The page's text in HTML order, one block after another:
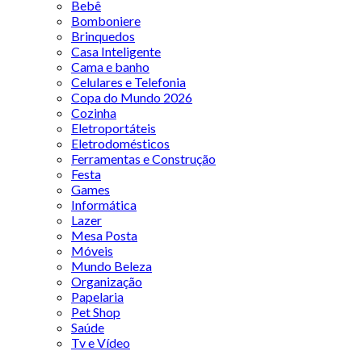
Bebê
Bomboniere
Brinquedos
Casa Inteligente
Cama e banho
Celulares e Telefonia
Copa do Mundo 2026
Cozinha
Eletroportáteis
Eletrodomésticos
Ferramentas e Construção
Festa
Games
Informática
Lazer
Mesa Posta
Móveis
Mundo Beleza
Organização
Papelaria
Pet Shop
Saúde
Tv e Vídeo